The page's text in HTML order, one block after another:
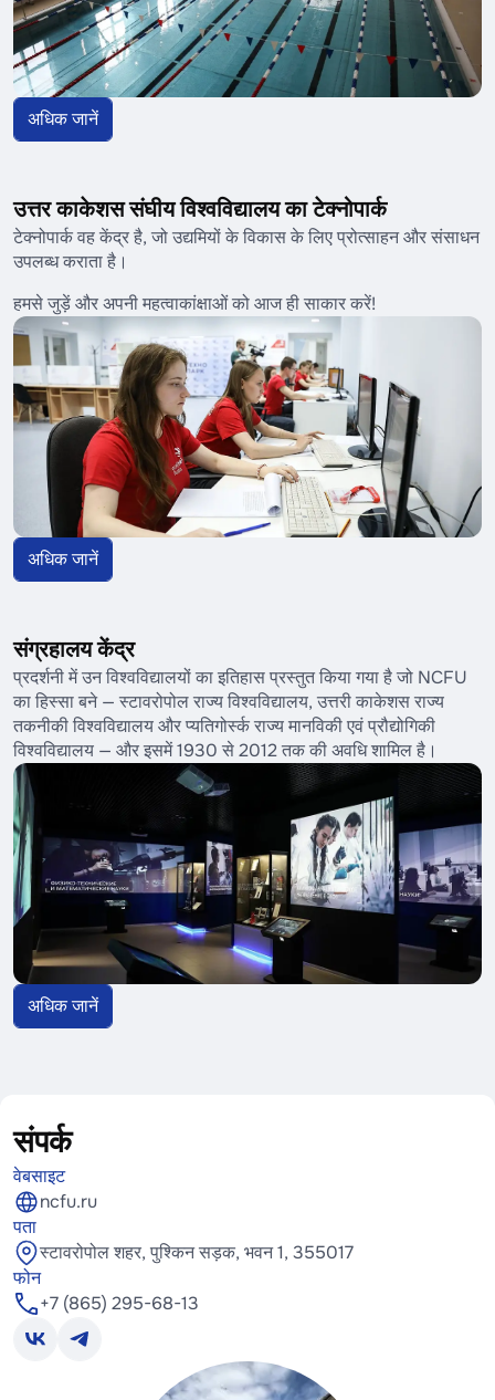
अधिक जानें
उत्तर काकेशस संघीय विश्वविद्यालय का टेक्नोपार्क
टेक्नोपार्क वह केंद्र है, जो उद्यमियों के विकास के लिए प्रोत्साहन और संसाधन
उपलब्ध कराता है।
हमसे जुड़ें और अपनी महत्वाकांक्षाओं को आज ही साकार करें!
अधिक जानें
संग्रहालय केंद्र
प्रदर्शनी में उन विश्वविद्यालयों का इतिहास प्रस्तुत किया गया है जो NCFU
का हिस्सा बने — स्टावरोपोल राज्य विश्वविद्यालय, उत्तरी काकेशस राज्य
तकनीकी विश्वविद्यालय और प्यतिगोर्स्क राज्य मानविकी एवं प्रौद्योगिकी
विश्वविद्यालय — और इसमें 1930 से 2012 तक की अवधि शामिल है।
अधिक जानें
संपर्क
वेबसाइट
ncfu.ru
पता
स्टावरोपोल शहर, पुश्किन सड़क, भवन 1, 355017
फोन
+7 (865) 295-68-13